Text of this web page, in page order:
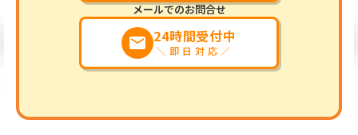
メールでのお問合せ
markunread 24時間受付中
＼即日対応／